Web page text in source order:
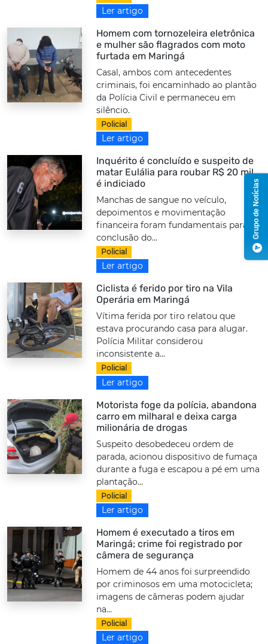
Ler artigo
Homem com tornozeleira eletrônica
e mulher são flagrados com moto
furtada em Maringá
Casal, ambos com antecedentes
criminais, foi encaminhado ao plantão
da Polícia Civil e permaneceu em
silêncio.
Policial
Ler artigo
Inquérito é concluído e suspeito de
matar Eulália para roubar R$ 20 mil
é indiciado
Manchas de sangue no veículo,
depoimentos e movimentação
financeira foram fundamentais para a
conclusão do...
Policial
Ler artigo
Ciclista é ferido por tiro na Vila
Operária em Maringá
Vítima ferida por tiro relatou que
estava procurando casa para alugar.
Polícia Militar considerou
inconsistente a...
Policial
Ler artigo
Motorista foge da polícia, abandona
carro em milharal e deixa carga
milionária de drogas
Suspeito desobedeceu ordem de
parada, acionou dispositivo de fumaça
durante a fuga e escapou a pé em uma
plantação...
Policial
Ler artigo
Homem é executado a tiros em
Maringá; crime foi registrado por
câmera de segurança
Homem de 44 anos foi surpreendido
por criminosos em uma motocicleta;
imagens de câmeras podem ajudar
na...
Policial
Ler artigo
Grupo de Notícias